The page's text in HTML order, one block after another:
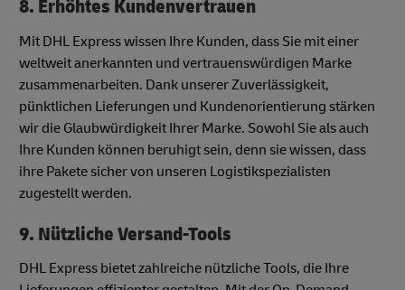
8. Erhöhtes Kundenvertrauen
Mit DHL Express wissen Ihre Kunden, dass Sie mit einer
weltweit anerkannten und vertrauenswürdigen Marke
zusammenarbeiten. Dank unserer Zuverlässigkeit,
pünktlichen Lieferungen und Kundenorientierung stärken
wir die Glaubwürdigkeit Ihrer Marke. Sowohl Sie als auch
Ihre Kunden können beruhigt sein, denn sie wissen, dass
ihre Pakete sicher von unseren Logistikspezialisten
zugestellt werden.
9. Nützliche Versand-Tools
DHL Express bietet zahlreiche nützliche Tools, die Ihre